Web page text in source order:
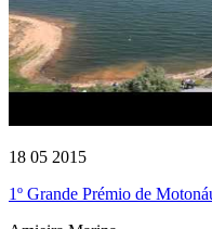
18 05 2015
1º Grande Prémio de